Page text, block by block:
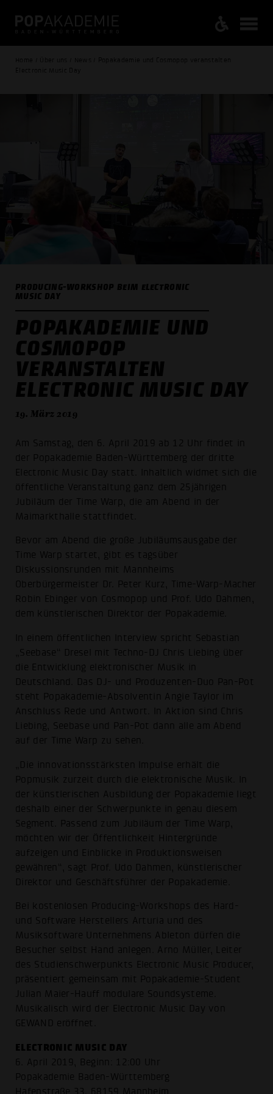
Home / Über uns / News / Popakademie und Cosmopop veranstalten
Electronic Music Day
PRODUCING-WORKSHOP BEIM ELECTRONIC
MUSIC DAY
POPAKADEMIE UND
COSMOPOP
VERANSTALTEN
ELECTRONIC MUSIC DAY
19. März 2019
Am Samstag, den 6. April 2019 ab 12 Uhr findet in
der Popakademie Baden-Württemberg der dritte
Electronic Music Day statt. Inhaltlich widmet sich die
öffentliche Veranstaltung ganz dem 25jährigen
Jubiläum der Time Warp, die am Abend in der
Maimarkthalle stattfindet.
Bevor am Abend die große Jubiläumsausgabe der
Time Warp startet, gibt es tagsüber
Diskussionsrunden mit Mannheims
Oberbürgermeister Dr. Peter Kurz, Time-Warp-Macher
Robin Ebinger von Cosmopop und Prof. Udo Dahmen,
dem künstlerischen Direktor der Popakademie.
In einem öffentlichen Interview spricht Sebastian
„Seebase“ Dresel mit Techno-DJ Chris Liebing über
die Entwicklung elektronischer Musik in
Deutschland. Das DJ- und Produzenten-Duo Pan-Pot
steht Popakademie-Absolventin Angie Taylor im
Anschluss Rede und Antwort. In Aktion sind Chris
Liebing, Seebase und Pan-Pot dann alle am Abend
auf der Time Warp zu sehen.
„Die innovationsstärksten Impulse erhält die
Popmusik zurzeit durch die elektronische Musik. In
der künstlerischen Ausbildung der Popakademie liegt
deshalb einer der Schwerpunkte in genau diesem
Segment. Passend zum Jubiläum der Time Warp,
möchten wir der Öffentlichkeit Hintergründe
aufzeigen und Einblicke in Produktionsweisen
gewähren“, sagt Prof. Udo Dahmen, künstlerischer
Direktor und Geschäftsführer der Popakademie.
Bei kostenlosen Producing-Workshops des Hard-
und Software Herstellers Arturia und des
Musiksoftware Unternehmens Ableton dürfen die
Besucher selbst Hand anlegen. Arno Müller, Leiter
des Studienschwerpunkts Electronic Music Producer,
präsentiert gemeinsam mit Popakademie-Student
Julian Maier-Hauff modulare Soundsysteme.
Musikalisch wird der Electronic Music Day von
GEWAND eröffnet.
ELECTRONIC MUSIC DAY
6. April 2019, Beginn: 12:00 Uhr
Popakademie Baden-Württemberg
Hafenstraße 33, 68159 Mannheim